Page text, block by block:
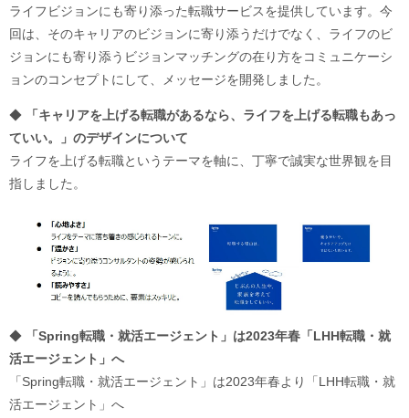
ライフビジョンにも寄り添った転職サービスを提供しています。今
回は、そのキャリアのビジョンに寄り添うだけでなく、ライフのビ
ジョンにも寄り添うビジョンマッチングの在り方をコミュニケーシ
ョンのコンセプトにして、メッセージを開発しました。
◆
「キャリアを上げる転職があるなら、ライフを上げる転職もあっ
ていい。」のデザインについて
ライフを上げる転職というテーマを軸に、丁寧で誠実な世界観を目
指しました。
◆
「Spring転職・就活エージェント」は2023年春「LHH転職・就
活エージェント」へ
「Spring転職・就活エージェント」は2023年春より「LHH転職・就
活エージェント」へ